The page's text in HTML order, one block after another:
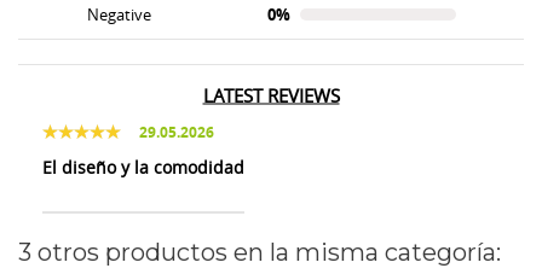
Negative
0%
LATEST REVIEWS
29.05.2026
El diseño y la comodidad
3 otros productos en la misma categoría: